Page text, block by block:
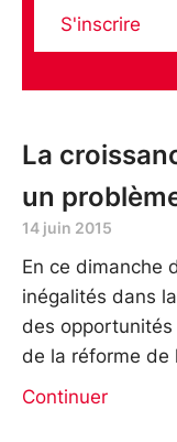
S'inscrire
La
un
14 juin 2015
En ce dimanche
inégalités dans
des
de la réforme de
Continuer